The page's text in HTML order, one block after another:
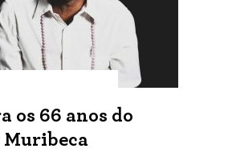
os 66 anos do
Muribeca